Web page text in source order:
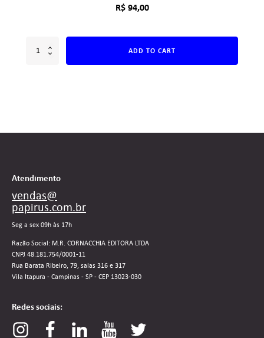
R$94,00
ADD TO CART
Atendimento
vendas@
papirus.com.br
Seg a sex 09h às 17h
Razão Social: M.R. CORNACCHIA EDITORA LTDA
CNPJ 48.181.754/0001-11
Rua Barata Ribeiro, 79, salas 316 e 317
Vila Itapura - Campinas - SP - CEP 13023-030
Redes sociais: